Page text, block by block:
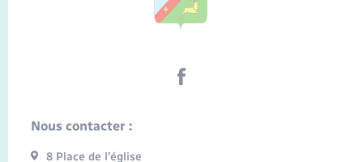
Nous contacter :
8 Place de l’église